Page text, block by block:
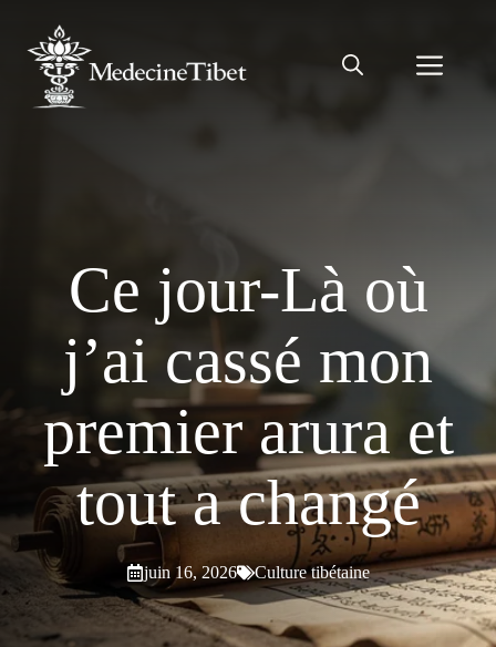
contenu
Ce jour-Là où
j’ai cassé mon
premier arura et
tout a changé
juin 16, 2026 Culture tibétaine